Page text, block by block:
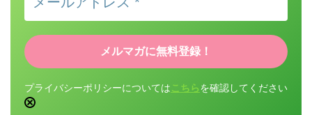
プライバシーポリシーについては こちら を確認してください